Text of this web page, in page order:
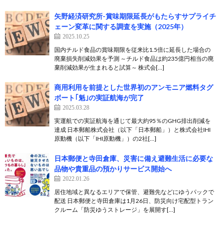
矢野経済研究所-賞味期限延長がもたらすサプライチ
ェーン変革に関する調査を実施（2025年）
2025.10.25
国内チルド食品の賞味期限を従来比1.5倍に延長した場合の
廃棄損失削減効果を予測 ～チルド食品は約235億円相当の廃
棄削減効果が生まれると試算～ 株式会[…]
商用利用を前提とした世界初のアンモニア燃料タグ
ボート｢魁｣の実証航海が完了
2025.03.28
実運航での実証航海を通じて最大約95％のGHG排出削減を
達成 日本郵船株式会社（以下「日本郵船」）と株式会社IHI
原動機（以下「IHI原動機」）の2社[…]
日本郵便と寺田倉庫、災害に備え避難生活に必要な
品物や貴重品の預かりサービス開始へ
2022.01.26
居住地域と異なるエリアで保管、避難先などにゆうパックで
配送 日本郵便と寺田倉庫は1月26日、防災向け宅配型トラン
クルーム「防災ゆうストレージ」を展開す[…]